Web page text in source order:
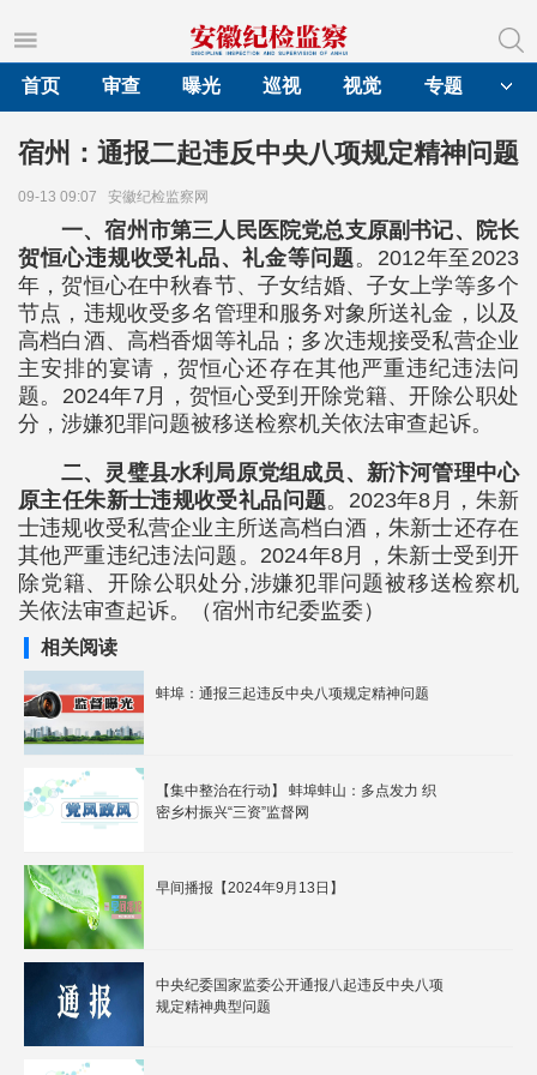
首页
审查 曝光 巡视 视觉 专题
宿州：通报二起违反中央八项规定精神问题
09-13 09:07 安徽纪检监察网
一、宿州市第三人民医院党总支原副书记、院长
贺恒心违规收受礼品、礼金等问题。2012年至2023
年，贺恒心在中秋春节、子女结婚、子女上学等多个
节点，违规收受多名管理和服务对象所送礼金，以及
高档白酒、高档香烟等礼品；多次违规接受私营企业
主安排的宴请，贺恒心还存在其他严重违纪违法问
题。2024年7月，贺恒心受到开除党籍、开除公职处
分，涉嫌犯罪问题被移送检察机关依法审查起诉。
二、灵璧县水利局原党组成员、新汴河管理中心
原主任朱新士违规收受礼品问题。2023年8月，朱新
士违规收受私营企业主所送高档白酒，朱新士还存在
其他严重违纪违法问题。2024年8月，朱新士受到开
除党籍、开除公职处分,涉嫌犯罪问题被移送检察机
关依法审查起诉。（宿州市纪委监委）
相关阅读
蚌埠：通报三起违反中央八项规定精神问题
【集中整治在行动】 蚌埠蚌山：多点发力 织
密乡村振兴“三资”监督网
早间播报【2024年9月13日】
中央纪委国家监委公开通报八起违反中央八项
规定精神典型问题